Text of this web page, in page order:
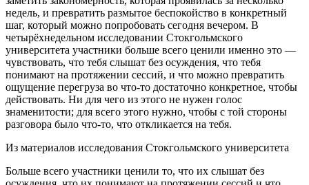
недель, и превратить размытое беспокойство в конкретный
шаг, который можно попробовать сегодня вечером. В
четырёхнедельном исследовании Стокгольмского
университета участники больше всего ценили именно это —
чувствовать, что тебя слышат без осуждения, что тебя
понимают на протяжении сессий, и что можно превратить
ощущение перегруза во что-то достаточно конкретное, чтобы
действовать. Ни для чего из этого не нужен голос
знаменитости; для всего этого нужно, чтобы с той стороны
разговора было что-то, что откликается на тебя.
Из материалов исследования Стокгольмского университета
Больше всего участники ценили то, что их слышат без